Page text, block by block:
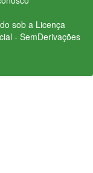
sob a Licença
- SemDerivações